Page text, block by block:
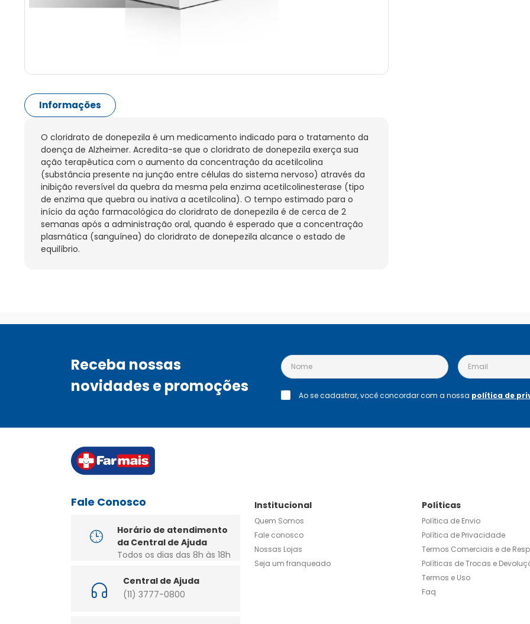
Informações
O cloridrato de donepezila é um medicamento indicado para o tratamento da
doença de Alzheimer. Acredita-se que o cloridrato de donepezila exerça sua
ação terapêutica com o aumento da concentração da acetilcolina
(substância presente na junção entre células do sistema nervoso) através da
inibição reversível da quebra da mesma pela enzima acetilcolinesterase (tipo
de enzima que quebra ou inativa a acetilcolina). O tempo estimado para o
início da ação farmacológica do cloridrato de donepezila é de cerca de 2
semanas após a administração oral, quando é esperado que a concentração
plasmática (sanguínea) do cloridrato de donepezila alcance o estado de
equilíbrio.
Receba nossas
novidades e promoções
Ao se cadastrar, você concordar com a nossa política de
Fale Conosco
Horário de atendimento
da Central de Ajuda
Todos os dias das 8h às 18h
Central de Ajuda
(11) 3777-0800
Institucional
Quem Somos
Fale conosco
Nossas Lojas
Seja um franqueado
Políticas
Política de Envio
Política de Privacidade
Termos Comerciais e de
Políticas de Trocas e
Termos e Uso
Faq